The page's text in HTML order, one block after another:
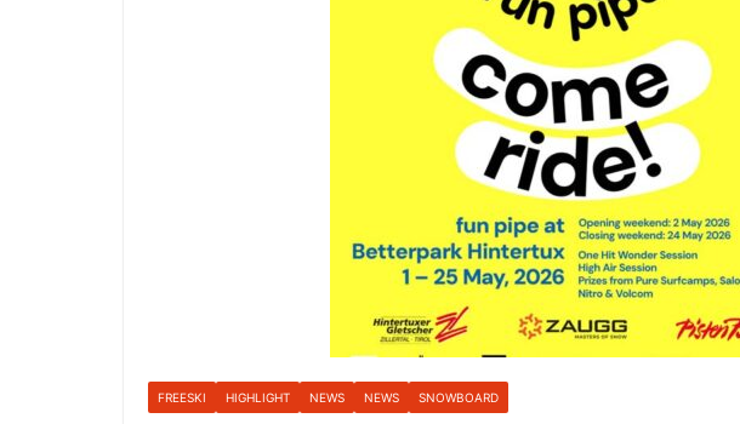
FREESKI HIGHLIGHT NEWS NEWS SNOWBOARD